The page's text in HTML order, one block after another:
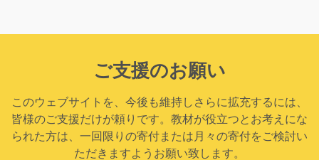
ご支援のお願い
このウェブサイトを、今後も維持しさらに拡充するには、
皆様のご支援だけが頼りです。教材が役立つとお考えにな
られた方は、一回限りの寄付または月々の寄付をご検討い
ただきますようお願い致します。